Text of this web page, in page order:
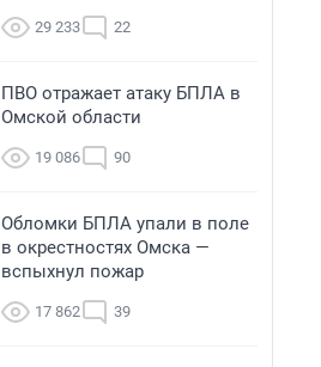
29 233 22
ПВО отражает атаку БПЛА в
Омской области
19 086 90
Обломки БПЛА упали в поле
в окрестностях Омска —
вспыхнул пожар
17 862 39